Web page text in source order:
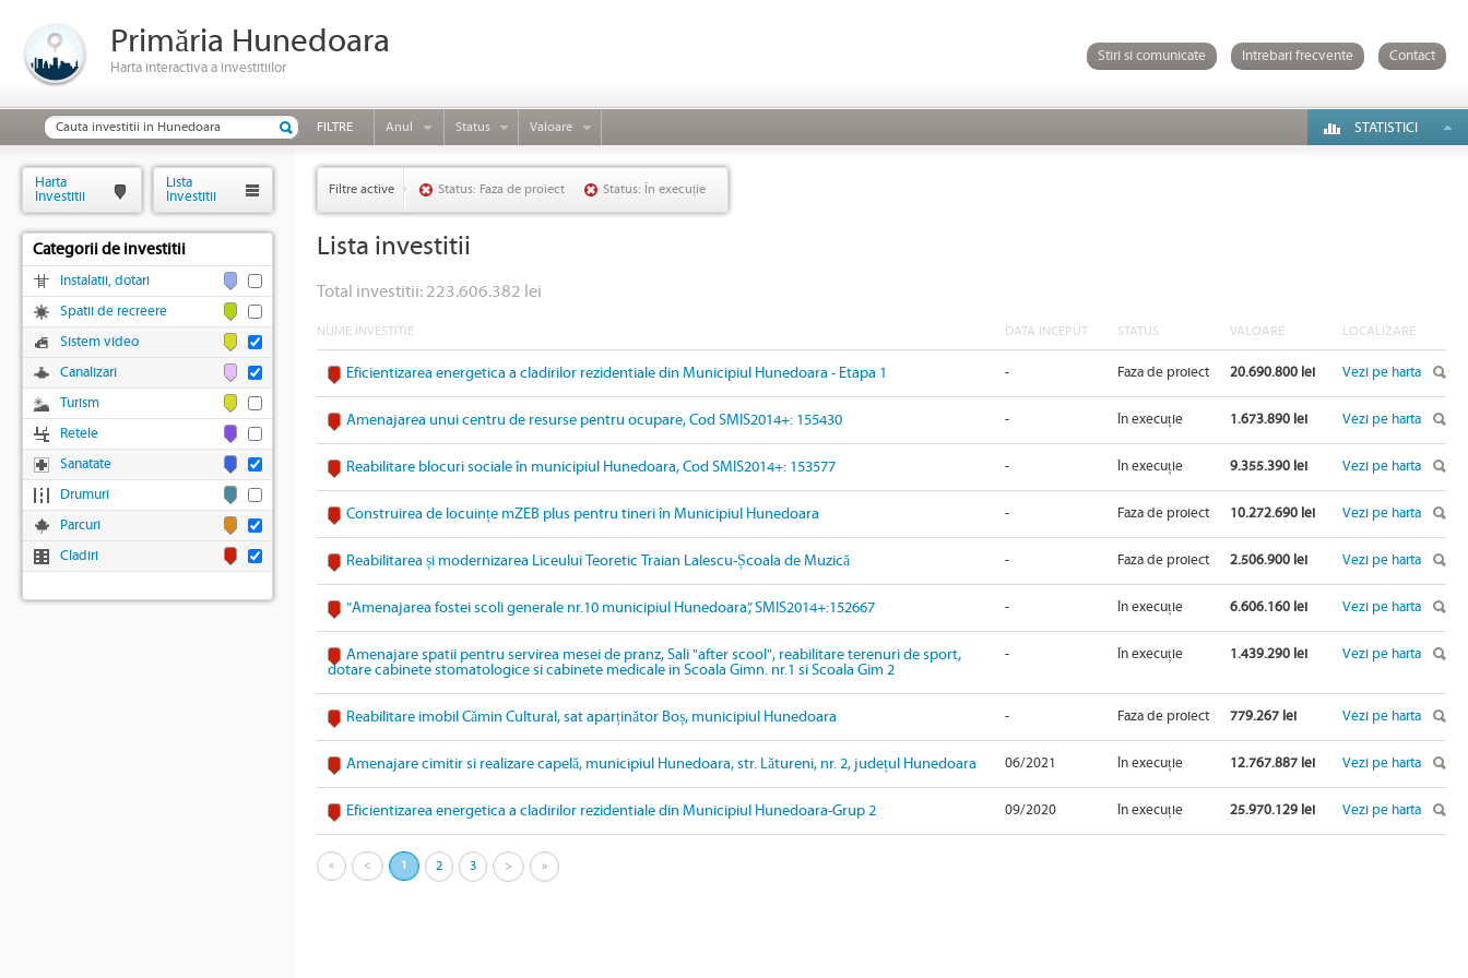
Primăria Hunedoara
Harta interactiva a investitiilor
Stiri si comunicate Intrebari frecvente Contact
FILTRE Anul Status Valoare STATISTICI
Filtre active Status: Faza de proiect Status: În execuție
Lista investitii
Total investitii: 223.606.382 lei
NUME INVESTITIE DATA INCEPUT STATUS VALOARE LOCALIZARE
Eficientizarea energetica a cladirilor rezidentiale din Municipiul Hunedoara - Etapa 1 - Faza de proiect 20.690.800 lei Vezi pe harta
Amenajarea unui centru de resurse pentru ocupare, Cod SMIS2014+: 155430 - În execuție 1.673.890 lei Vezi pe harta
Reabilitare blocuri sociale în municipiul Hunedoara, Cod SMIS2014+: 153577 - În execuție 9.355.390 lei Vezi pe harta
Construirea de locuințe mZEB plus pentru tineri în Municipiul Hunedoara - Faza de proiect 10.272.690 lei Vezi pe harta
Reabilitarea și modernizarea Liceului Teoretic Traian Lalescu-Școala de Muzică - Faza de proiect 2.506.900 lei Vezi pe harta
”Amenajarea fostei scoli generale nr.10 municipiul Hunedoara”, SMIS2014+:152667 - În execuție 6.606.160 lei Vezi pe harta
Amenajare spatii pentru servirea mesei de pranz, Sali "after scool", reabilitare terenuri de sport,
dotare cabinete stomatologice si cabinete medicale in Scoala Gimn. nr.1 si Scoala Gim 2
- În execuție 1.439.290 lei Vezi pe harta
Reabilitare imobil Cămin Cultural, sat aparținător Boș, municipiul Hunedoara - Faza de proiect 779.267 lei Vezi pe harta
Amenajare cimitir si realizare capelă, municipiul Hunedoara, str. Lătureni, nr. 2, județul Hunedoara 06/2021 În execuție 12.767.887 lei Vezi pe harta
Eficientizarea energetica a cladirilor rezidentiale din Municipiul Hunedoara-Grup 2 09/2020 În execuție 25.970.129 lei Vezi pe harta
« < 1 2 3 > »
Harta
Investitii
Lista
Investitii
Categorii de investitii
Instalatii, dotari
Spatii de recreere
Sistem video
Canalizari
Turism
Retele
Sanatate
Drumuri
Parcuri
Cladiri